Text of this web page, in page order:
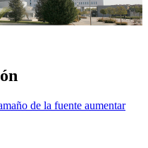
de la fuente aumentar